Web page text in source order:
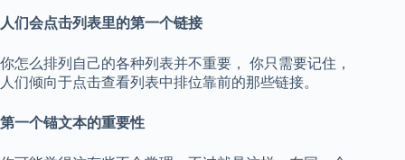
人们会点击列表里的第一个链接
你怎么排列自己的各种列表并不重要， 你只需要记住，
人们倾向于点击查看列表中排位靠前的那些链接。
第一个锚文本的重要性